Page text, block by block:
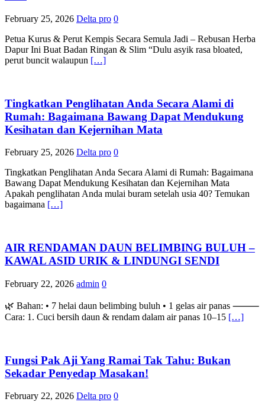
February 25, 2026 Delta pro 0
Petua Kurus & Perut Kempis Secara Semula Jadi – Rebusan Herba
Dapur Ini Buat Badan Ringan & Slim “Dulu asyik rasa bloated,
perut buncit walaupun […]
Tingkatkan Penglihatan Anda Secara Alami di
Rumah: Bagaimana Bawang Dapat Mendukung
Kesihatan dan Kejernihan Mata
February 25, 2026 Delta pro 0
Tingkatkan Penglihatan Anda Secara Alami di Rumah: Bagaimana
Bawang Dapat Mendukung Kesihatan dan Kejernihan Mata
Apakah penglihatan Anda mulai buram setelah usia 40? Temukan
bagaimana […]
AIR RENDAMAN DAUN BELIMBING BULUH –
KAWAL ASID URIK & LINDUNGI SENDI
February 22, 2026 admin 0
🌿 Bahan: • 7 helai daun belimbing buluh • 1 gelas air panas ⸻
Cara: 1. Cuci bersih daun & rendam dalam air panas 10–15 […]
Fungsi Pak Aji Yang Ramai Tak Tahu: Bukan
Sekadar Penyedap Masakan!
February 22, 2026 Delta pro 0